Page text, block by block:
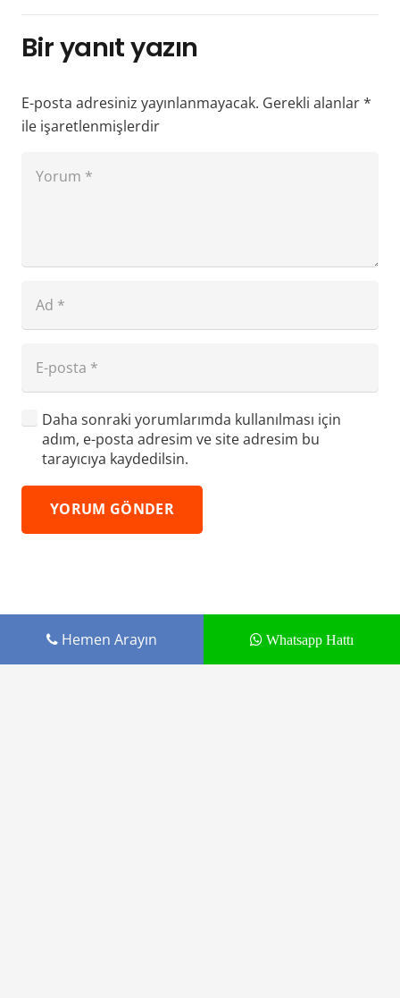
Bir yanıt yazın
E-posta adresiniz yayınlanmayacak. Gerekli alanlar*
ile işaretlenmişlerdir
Daha sonraki yorumlarımda kullanılması için
adım, e-posta adresim ve site adresim bu
tarayıcıya kaydedilsin.
YORUM GÖNDER
Hemen Arayın Whatsapp Hattı